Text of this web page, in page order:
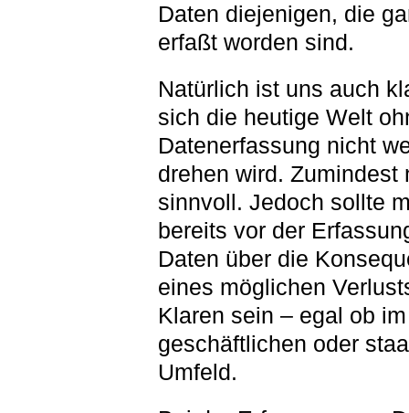
Daten diejenigen, die
erfaßt worden sind.
Natürlich ist uns auch
sich die heutige Welt
Datenerfassung nicht
drehen wird. Zumindest
sinnvoll. Jedoch sollte
bereits vor der
Daten über die
eines möglichen
Klaren sein – egal ob
geschäftlichen oder
Umfeld.